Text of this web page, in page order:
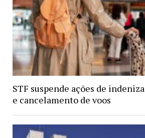
STF suspende ações de
e cancelamento de voos